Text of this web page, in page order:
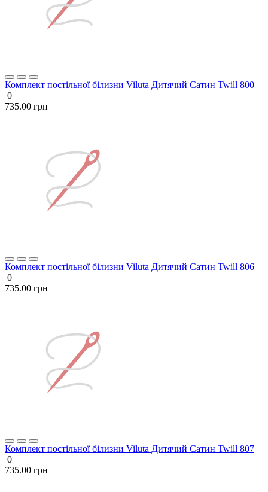
Комплект постільної білизни Viluta Дитячий Сатин Twill 800
0
735.00 грн
Комплект постільної білизни Viluta Дитячий Сатин Twill 806
0
735.00 грн
Комплект постільної білизни Viluta Дитячий Сатин Twill 807
0
735.00 грн